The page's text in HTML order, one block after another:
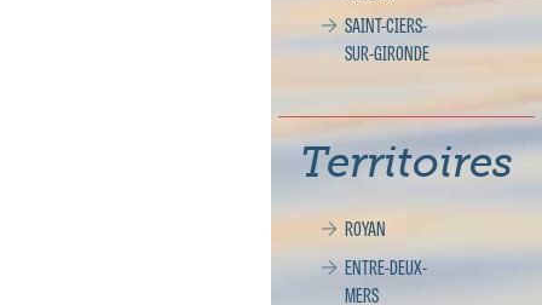
SAINT-CIERS-
SUR-GIRONDE
Territoires
ROYAN
ENTRE-DEUX-
MERS